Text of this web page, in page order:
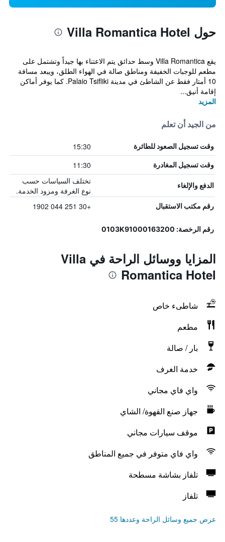
حول Villa Romantica Hotel
يقع Villa Romantica وسط حدائق يتم الاعتناء بها جيداً وتشتمل على
مطعم للوجبات الخفيفة ومناطق صالة في الهواء الطلق، ويبعد مسافة
10 أمتار فقط عن الشاطئ في مدينة Palaio Tsifliki. كما يوفر أماكن
إقامة أنيق...
المزيد
من الجيد أن تعلم
وقت تسجيل الصعود للطائرة 15:30
وقت تسجيل المغادرة 11:30
الدفع والإلغاء
تختلف السياسات حسب
نوع الغرفة ومزود الخدمة.
رقم مكتب الاستقبال +30 251 044 1902
رقم الرخصة: 0103Κ91000163200
المزايا ووسائل الراحة في Villa
Romantica Hotel
شاطىء خاص
مطعم
بار / صالة
خدمة الغرف
واي فاي مجاني
جهاز صنع القهوة/ الشاي
موقف سيارات مجاني
واي فاي متوفر في جميع المناطق
تلفاز بشاشة مسطحة
تلفاز
عرض جميع وسائل الراحة وعددها 55